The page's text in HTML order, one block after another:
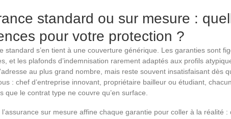
standard ou sur mesure :
pour votre protection ?
standard s’en tient à une couverture générique. Les garanties sont
et les plafonds d’indemnisation rarement adaptés aux profils
au plus grand nombre, mais reste souvent insatisfaisant dès
: chef d’entreprise innovant, propriétaire bailleur ou étudiant,
que le contrat type ne couvre qu’en surface.
l’assurance sur mesure affine chaque garantie pour coller à la réalité :